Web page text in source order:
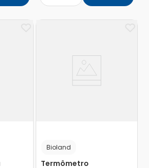
Bioland
Termômetro